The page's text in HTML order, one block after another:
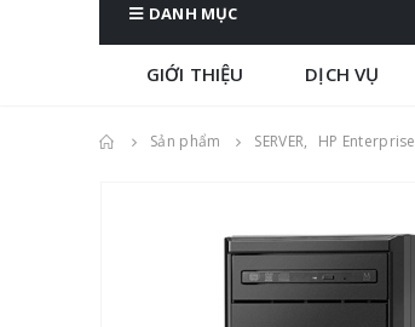
DANH MỤC
GIỚI THIỆU DỊCH VỤ
Sản phẩm SERVER, HP Enterprise